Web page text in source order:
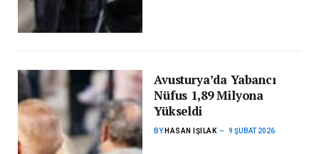
Avusturya’da Yabancı
Nüfus 1,89 Milyona
Yükseldi
BY HASAN IŞILAK 9 ŞUBAT 2026